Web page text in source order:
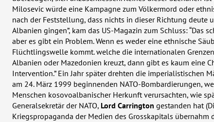
Milosevic würde eine Kampagne zum Völkermord oder
nach der Feststellung, dass nichts in dieser Richtung deute
Albanien gingen”, kam das US-Magazin zum Schluss: “Das
aber es gibt ein Problem. Wenn es weder eine ethnische
Flüchtlingswelle kommt. welche die internationalen
Albanien oder Mazedonien kreuzt, dann gibt es kaum eine
Intervention.” Ein Jahr später drehten die imperialistischen
am 24. März 1999 beginnenden NATO-Bombardierungen,
Menschen kosovoalbanischer Herkunft verursachten, wie
Generalsekretär der NATO, Lord Carrington gestanden hat
Kriegspropaganda der Medien des Grosskapitals übernahm